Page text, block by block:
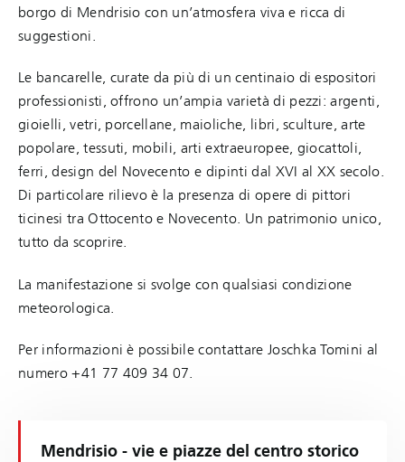
borgo di Mendrisio con un’atmosfera viva e ricca di
suggestioni.
Le bancarelle, curate da più di un centinaio di espositori
professionisti, offrono un’ampia varietà di pezzi: argenti,
gioielli, vetri, porcellane, maioliche, libri, sculture, arte
popolare, tessuti, mobili, arti extraeuropee, giocattoli,
ferri, design del Novecento e dipinti dal XVI al XX secolo.
Di particolare rilievo è la presenza di opere di pittori
ticinesi tra Ottocento e Novecento. Un patrimonio unico,
tutto da scoprire.
La manifestazione si svolge con qualsiasi condizione
meteorologica.
Per informazioni è possibile contattare Joschka Tomini al
numero +41 77 409 34 07.
Mendrisio - vie e piazze del centro storico